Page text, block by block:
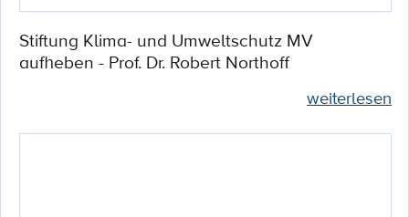
Stiftung Klima- und Umweltschutz MV
aufheben - Prof. Dr. Robert Northoff
weiterlesen